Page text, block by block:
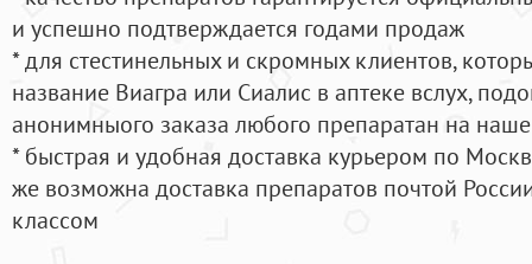
и успешно подтверждается годами продаж
* для стестинельных и скромных клиентов,
название Виагра или Сиалис в аптеке вслух,
анонимныого заказа любого препаратан на
* быстрая и удобная доставка курьером по
же возможна доставка препаратов почтой
классом